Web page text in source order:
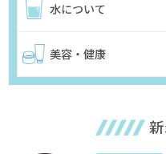
水について
美容・健康